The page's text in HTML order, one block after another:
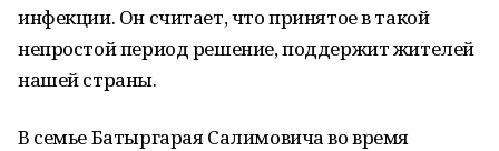
инфекции. Он считает, что принятое в такой
непростой период решение, поддержит жителей
нашей страны.
В семье Батыргарая Салимовича во время